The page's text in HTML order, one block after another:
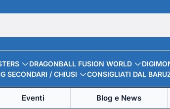
DRAGONBALL FUSION WORLD
SECONDARI / CHIUSI
CONSIGLIATI DAL
Eventi Blog e News